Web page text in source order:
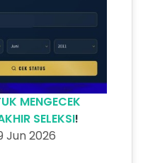
MENGECEK
SELEKSI!
Jun 2026